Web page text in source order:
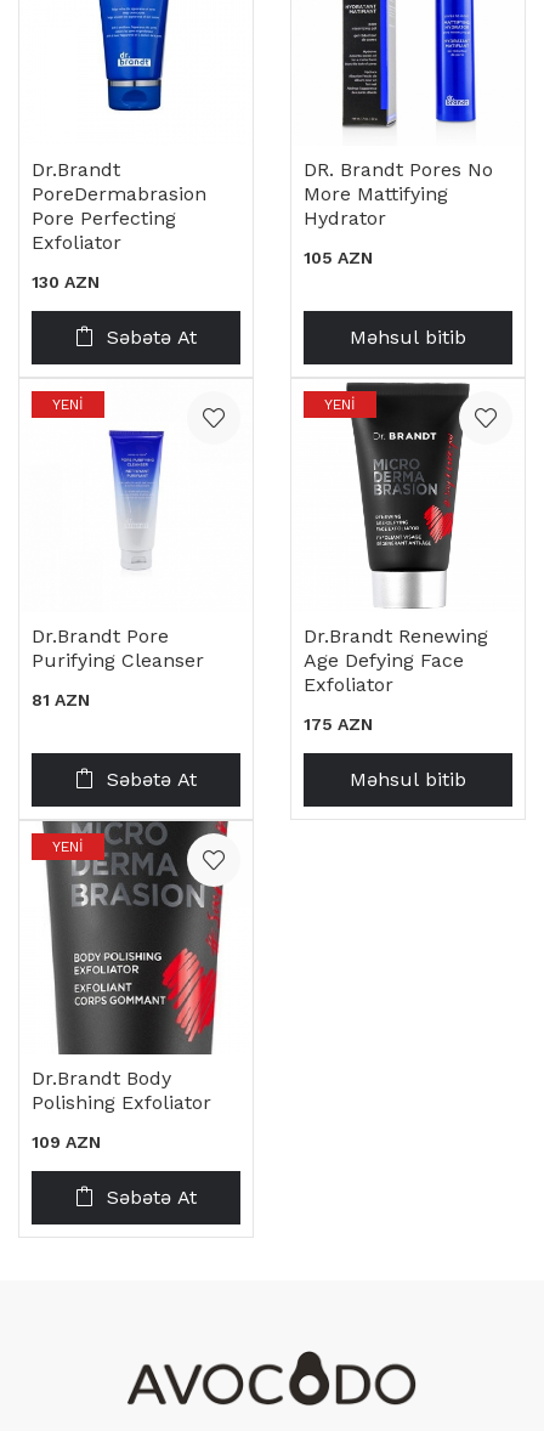
Dr.brandt
PoreDermabrasion
Pore Perfecting
Exfoliator
130 AZN
Səbətə At
DR. Brandt Pores No
More Mattifying
Hydrator
105 AZN
Məhsul bitib
YENI
Dr.brandt Pore
Purifying Cleanser
81 AZN
Səbətə At
YENI
Dr.brandt Renewing
Age Defying Face
Exfoliator
175 AZN
Məhsul bitib
YENI
Dr.Brandt Body
Polishing Exfoliator
109 AZN
Səbətə At